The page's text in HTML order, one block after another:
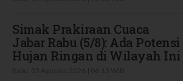
Simak Prakiraan Cuaca
Jabar Rabu (5/8): Ada Potensi
Hujan Ringan di Wilayah Ini